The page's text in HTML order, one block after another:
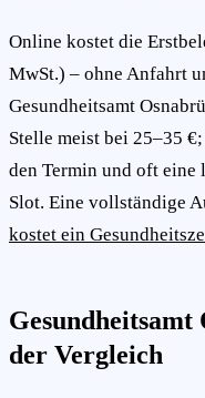
Online kostet die
MwSt.) – ohne Anfahrt
Gesundheitsamt
Stelle meist bei 25–35
den Termin und oft eine
Slot. Eine vollständige
kostet ein
der Vergleich